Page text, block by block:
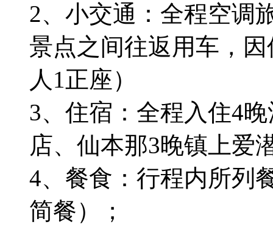
2、小交通：全程空调
景点之间往返用车，
人1正座）
3、住宿：全程入住4
店、仙本那3晚镇上爱
4、餐食：行程内所列
简餐）；